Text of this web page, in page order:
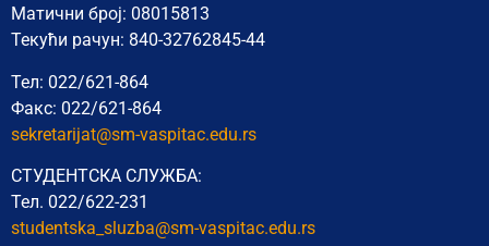
Матични број: 08015813
Текући рачун: 840-32762845-44
Тел: 022/621-864
Факс: 022/621-864
sekretarijat@sm-vaspitac.edu.rs
СТУДЕНТСКА СЛУЖБА:
Тел. 022/622-231
studentska_sluzba@sm-vaspitac.edu.rs